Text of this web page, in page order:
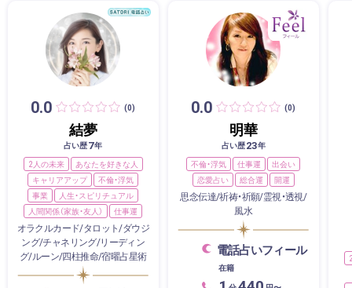
0.0 (0)
結夢
占い歴7年
2人の未来
あなたを好きな人
キャリアアップ
不倫・浮気
事業
人生・スピリチュアル
人間関係（家族・友人）
仕事運
オラクルカード/タロット/ダウジ
ング/チャネリング/リーディン
グ/ルーン/四柱推命/宿曜占星術
0.0 (0)
明華
占い歴23年
不倫・浮気
仕事運
出会い
恋愛占い
総合運 開運
思念伝達/祈祷・祈願/霊視・透視/
風水
電話占いフィール
在籍